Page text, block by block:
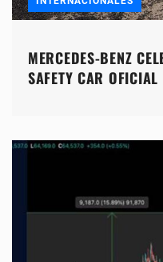
MERCEDES-BENZ
SAFETY CAR